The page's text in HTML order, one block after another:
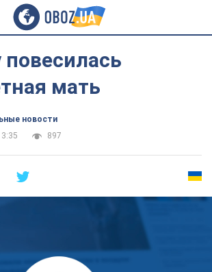
мать
новости
897